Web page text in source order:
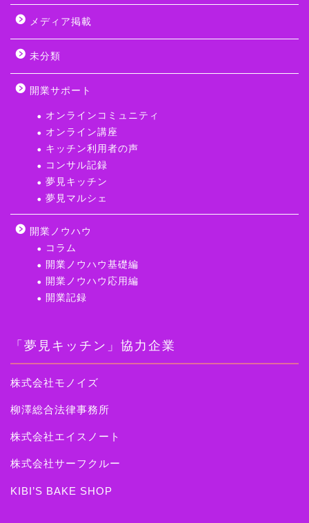
メディア掲載
未分類
開業サポート
オンラインコミュニティ
オンライン講座
キッチン利用者の声
コンサル記録
夢見キッチン
夢見マルシェ
開業ノウハウ
コラム
開業ノウハウ基礎編
開業ノウハウ応用編
開業記録
「夢見キッチン」協力企業
株式会社モノイズ
柳澤総合法律事務所
株式会社エイスノート
株式会社サーフクルー
KIBI’S BAKE SHOP